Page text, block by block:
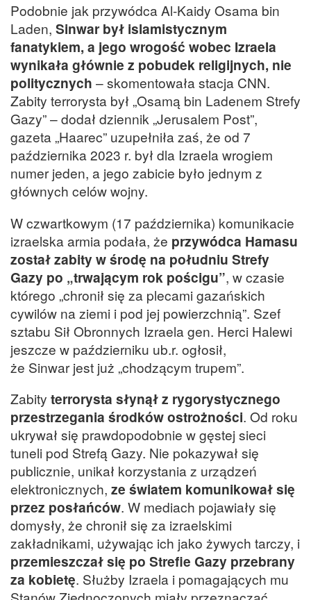
Podobnie jak przywódca Al-Kaidy Osama bin
Laden, Sinwar był islamistycznym
fanatykiem, a jego wrogość wobec Izraela
wynikała głównie z pobudek religijnych, nie
politycznych – skomentowała stacja CNN.
Zabity terrorysta był „Osamą bin Ladenem Strefy
Gazy” – dodał dziennik „Jerusalem Post”,
gazeta „Haarec” uzupełniła zaś, że od 7
października 2023 r. był dla Izraela wrogiem
numer jeden, a jego zabicie było jednym z
głównych celów wojny.
W czwartkowym (17 października) komunikacie
izraelska armia podała, że przywódca Hamasu
został zabity w środę na południu Strefy
Gazy po „trwającym rok pościgu”, w czasie
którego „chronił się za plecami gazańskich
cywilów na ziemi i pod jej powierzchnią”. Szef
sztabu Sił Obronnych Izraela gen. Herci Halewi
jeszcze w październiku ub.r. ogłosił,
że Sinwar jest już „chodzącym trupem”.
Zabity terrorysta słynął z rygorystycznego
przestrzegania środków ostrożności. Od roku
ukrywał się prawdopodobnie w gęstej sieci
tuneli pod Strefą Gazy. Nie pokazywał się
publicznie, unikał korzystania z urządzeń
elektronicznych, ze światem komunikował się
przez posłańców. W mediach pojawiały się
domysły, że chronił się za izraelskimi
zakładnikami, używając ich jako żywych tarczy, i
przemieszczał się po Strefie Gazy przebrany
za kobietę. Służby Izraela i pomagających mu